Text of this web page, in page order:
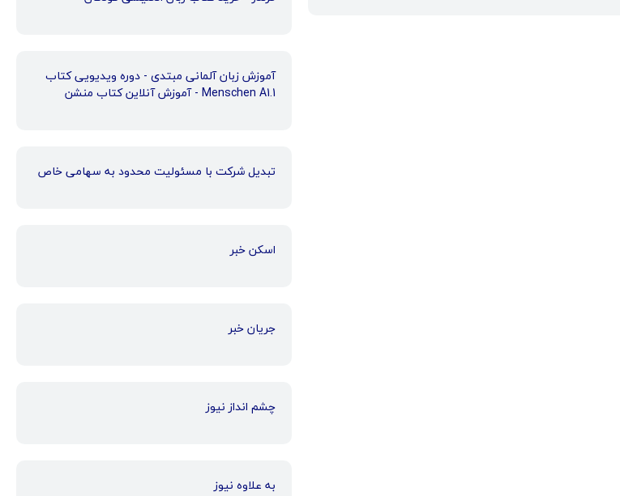
آموزش زبان آلمانی مبتدی - دوره ویدیویی کتاب
Menschen A1.1 - آموزش آنلاین کتاب منشن
تبدیل شرکت با مسئولیت محدود به سهامی خاص
اسکن خبر
جریان خبر
چشم انداز نیوز
به علاوه نیوز